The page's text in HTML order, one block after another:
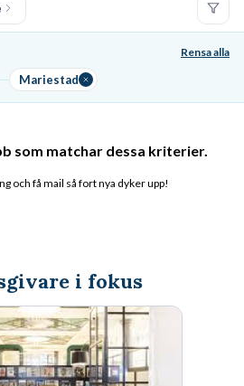
Rensa alla
Mariestad
som matchar dessa kriterier.
och få mail så fort nya dyker upp!
i fokus